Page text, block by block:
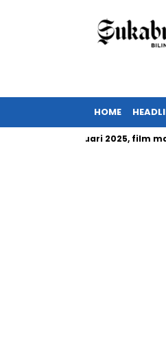
HOME
Februari 2025, film mania